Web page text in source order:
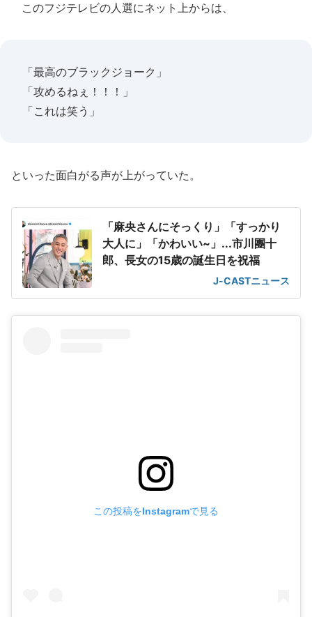
このフジテレビの人選にネット上からは、
「最高のブラックジョーク」
「攻めるねぇ！！！」
「これは笑う」
といった面白がる声が上がっていた。
「麻央さんにそっくり」「すっかり
大人に」「かわいい~」...市川團十
郎、長女の15歳の誕生日を祝福
J-CASTニュース
この投稿をInstagramで見る